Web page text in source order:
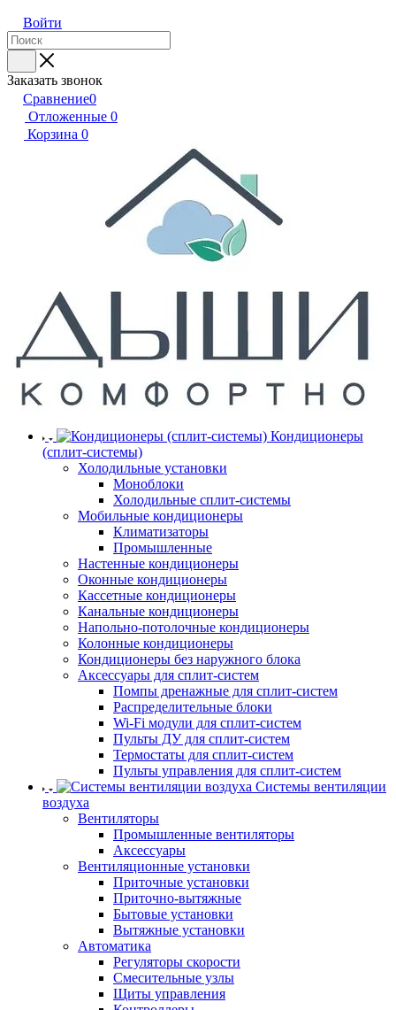
Войти
Заказать звонок
Сравнение0
Отложенные 0
Корзина 0
Кондиционеры
(сплит-системы)
Холодильные установки
Моноблоки
Холодильные сплит-системы
Мобильные кондиционеры
Климатизаторы
Промышленные
Настенные кондиционеры
Оконные кондиционеры
Кассетные кондиционеры
Канальные кондиционеры
Напольно-потолочные кондиционеры
Колонные кондиционеры
Кондиционеры без наружного блока
Аксессуары для сплит-систем
Помпы дренажные для сплит-систем
Распределительные блоки
Wi-Fi модули для сплит-систем
Пульты ДУ для сплит-систем
Термостаты для сплит-систем
Пульты управления для сплит-систем
Системы вентиляции
воздуха
Вентиляторы
Промышленные вентиляторы
Аксессуары
Вентиляционные установки
Приточные установки
Приточно-вытяжные
Бытовые установки
Вытяжные установки
Автоматика
Регуляторы скорости
Смесительные узлы
Щиты управления